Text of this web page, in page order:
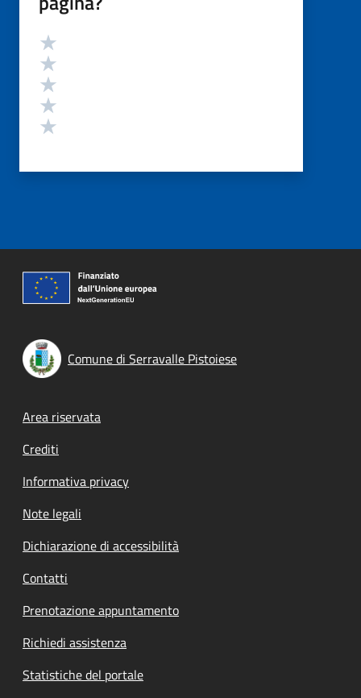
Valutazione
Comune di Serravalle Pistoiese
Footer menu
Area riservata
Crediti
Informativa privacy
Note legali
Dichiarazione di accessibilità
Contatti
Prenotazione appuntamento
Richiedi assistenza
Statistiche del portale